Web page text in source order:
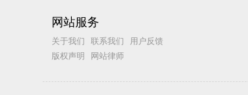
网站服务
关于我们 联系我们
用户反馈
版权声明
网站律师